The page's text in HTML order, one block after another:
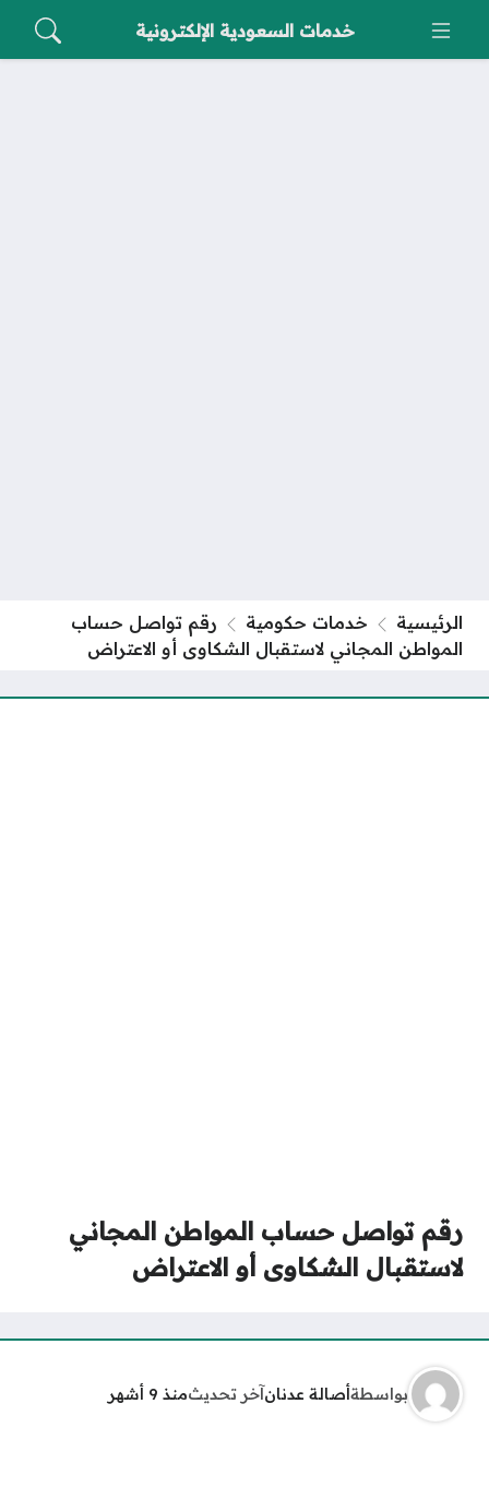
خدمات السعودية الإلكترونية
الرئيسية خدمات حكومية
رقم تواصل حساب
المواطن المجاني لاستقبال الشكاوى أو الاعتراض
رقم تواصل حساب المواطن المجاني
لاستقبال الشكاوى أو الاعتراض
بواسطةأصالة عدنانآخر تحديثمنذ 9 أشهر